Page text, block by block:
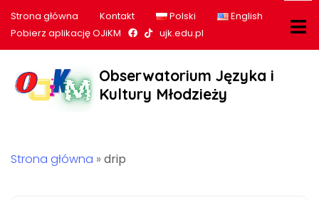
Strona główna Kontakt Polski
English
Pobierz aplikację OJiKM
Nasz profil na Facebook
Nasz profil na tiktok
ujk.edu.pl
Obserwatorium Języka i
Kultury Młodzieży
Strona główna » drip